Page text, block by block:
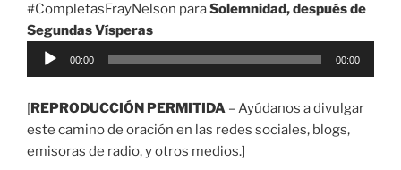
#CompletasFrayNelson paraSolemnidad, después de
Segundas Vísperas
Reproductor
00:00 00:00
[REPRODUCCIÓN PERMITIDA – Ayúdanos a divulgar
este camino de oración en las redes sociales, blogs,
emisoras de radio, y otros medios.]